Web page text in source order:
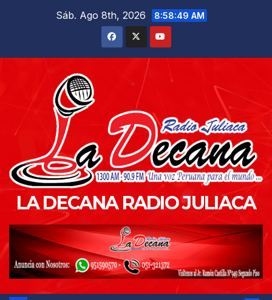
Sáb. Ago 8th, 2026 8:58:50 AM
LA DECANA RADIO JULIACA